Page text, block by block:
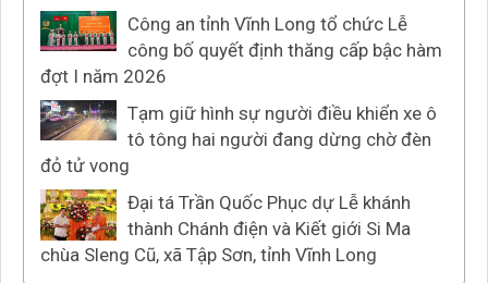
Công an tỉnh Vĩnh Long tổ chức Lễ
công bố quyết định thăng cấp bậc hàm
đợt I năm 2026
Tạm giữ hình sự người điều khiển xe ô
tô tông hai người đang dừng chờ đèn
đỏ tử vong
Đại tá Trần Quốc Phục dự Lễ khánh
thành Chánh điện và Kiết giới Si Ma
chùa Sleng Cũ, xã Tập Sơn, tỉnh Vĩnh Long